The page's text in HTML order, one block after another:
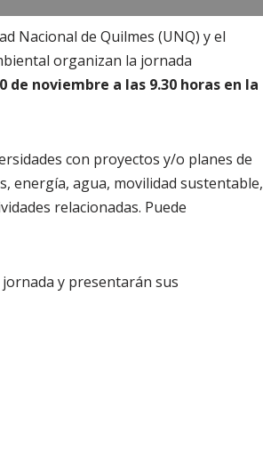
Nacional de Quilmes (UNQ) y el
organizan la jornada
de noviembre a las 9.30 horas en la
con proyectos y/o planes de
energía, agua, movilidad sustentable,
relacionadas. Puede
y presentarán sus